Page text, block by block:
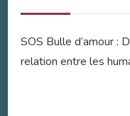
SOS Bulle d’amour :
relation entre les